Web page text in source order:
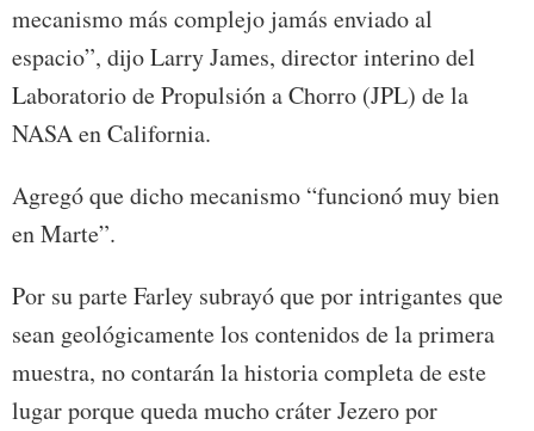
mecanismo más complejo jamás enviado al
espacio”, dijo Larry James, director interino del
Laboratorio de Propulsión a Chorro (JPL) de la
NASA en California.
Agregó que dicho mecanismo “funcionó muy bien
en Marte”.
Por su parte Farley subrayó que por intrigantes que
sean geológicamente los contenidos de la primera
muestra, no contarán la historia completa de este
lugar porque queda mucho cráter Jezero por